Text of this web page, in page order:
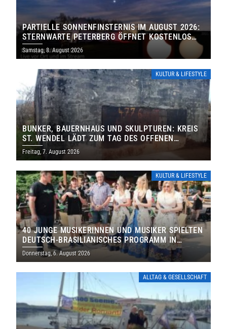
PARTIELLE SONNENFINSTERNIS IM AUGUST 2026:
STERNWARTE PETERBERG ÖFFNET KOSTENLOS
IHRE TORE
Samstag, 8. August 2026
KULTUR & LIFESTYLE
BUNKER, BAUERNHAUS UND SKULPTUREN: KREIS
ST. WENDEL LÄDT ZUM TAG DES OFFENEN
DENKMALS EIN
Freitag, 7. August 2026
KULTUR & LIFESTYLE
40 JUNGE MUSIKERINNEN UND MUSIKER SPIELTEN
DEUTSCH-BRASILIANISCHES PROGRAMM IN
THOLEY
Donnerstag, 6. August 2026
ALLTAG & GESELLSCHAFT